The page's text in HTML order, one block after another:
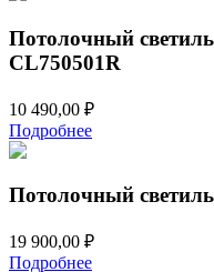
Потолочный
CL750501R
10 490,00 ₽
Подробнее
Потолочный
19 900,00 ₽
Подробнее